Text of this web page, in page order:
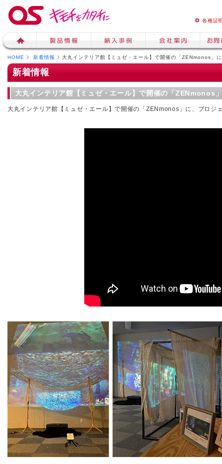
各種証
HOME 新着情報 大丸インテリア館【ミュゼ・エール】で開催の「ZENmonos」
新着情報
大丸インテリア館【ミュゼ・エール】で開催の「ZENmonos
大丸インテリア館【ミュゼ・エール】で開催の「ZENmonos」に、プロジ